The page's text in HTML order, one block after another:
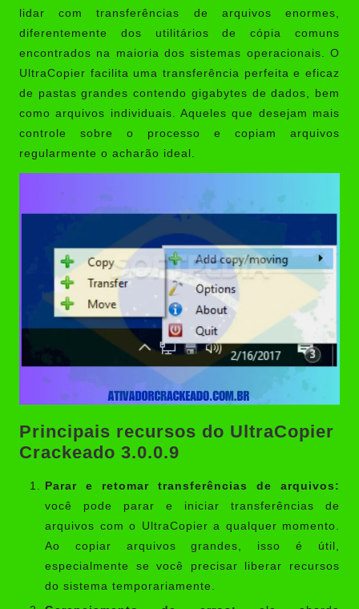
lidar com transferências de arquivos enormes,
diferentemente dos utilitários de cópia comuns
encontrados na maioria dos sistemas operacionais. O
UltraCopier facilita uma transferência perfeita e eficaz
de pastas grandes contendo gigabytes de dados, bem
como arquivos individuais. Aqueles que desejam mais
controle sobre o processo e copiam arquivos
regularmente o acharão ideal.
Principais recursos do UltraCopier
Crackeado 3.0.0.9
Parar e retomar transferências de arquivos:
você pode parar e iniciar transferências de
arquivos com o UltraCopier a qualquer momento.
Ao copiar arquivos grandes, isso é útil,
especialmente se você precisar liberar recursos
do sistema temporariamente.